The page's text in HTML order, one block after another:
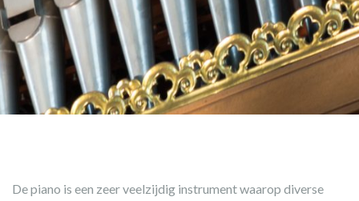
De piano is een zeer veelzijdig instrument waarop diverse